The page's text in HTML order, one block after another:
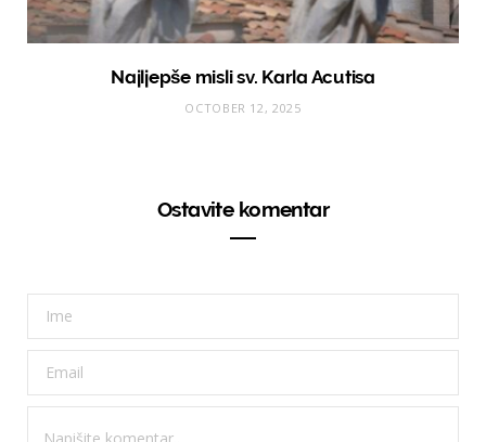
Najljepše misli sv. Karla Acutisa
OCTOBER 12, 2025
Ostavite komentar